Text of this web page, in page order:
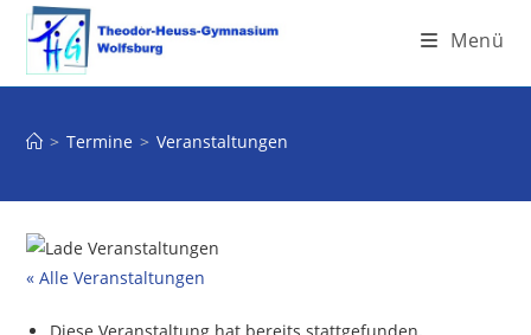
Menü
> Termine > Veranstaltungen
« Alle Veranstaltungen